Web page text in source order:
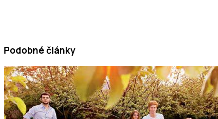
Podobné články